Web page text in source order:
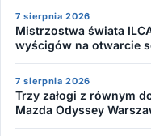
7 sierpnia 2026
Mistrzostwa świata
wyścigów na otwarcie
7 sierpnia 2026
Trzy załogi z równym
Mazda Odyssey